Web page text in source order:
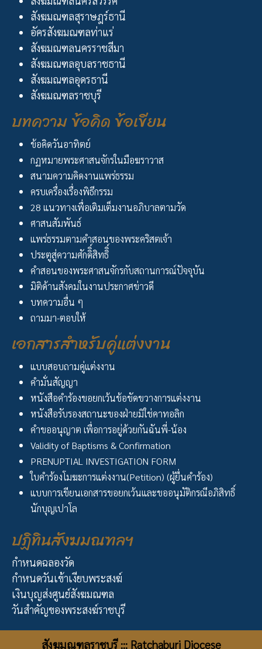
สังฆมณฑลสุราษฎร์ธานี
อัครสังฆมณฑลท่าแร่
สังฆมณฑลนครราชสีมา
สังฆมณฑลอุบลราชธานี
สังฆมณฑลอุดรธานี
สังฆมณฑลราชบุรี
บทความ ข้อคิด ข้อเขียน
ข้อคิดวันอาทิตย์
กฏหมายพระศาสนจักรในมือฆราวาส
สนามความคิดงานแพร่ธรรม
ครบเครื่องเรื่องพิธีกรรม
28 แนวทางเพื่อเติมเต็มงานอภิบาลตามวัด
ศาสนสัมพันธ์
แพร่ธรรมตามคำสอนของพระคริสตเจ้า
ประตูสู่ความศักดิิ์สิทธิิ์
คำสอนของพระศาสนจักรกับสถานการณ์ปัจจุบัน
มิติด้านสังคมในงานประกาศข่าวดี
บทความอื่น ๆ
ถามมา-ตอบให้
เอกสารสำหรับคู่แต่งงาน
แบบสอบถามคู่แต่งงาน
คำมั่นสัญญา
หนังสือคำร้องขอยกเว้นข้อขัดขวางการแต่งงาน
หนังสือรับรองสถานะของฝ่ายมิใช่คาทอลิก
คำขออนุญาต เพื่อการอยู่ด้วยกันฉันพี่-น้อง
Validity of Baptisms & Confirmation
PRENUPTIAL INVESTIGATION FORM
ใบคำร้องโมฆะการแต่งงาน(Petition) (ผู้ยื่นคำร้อง)
แบบการเขียนเอกสารขอยกเว้นและขออนุมัติกรณีอภิสิทธิ์
นักบุญเปาโล
ปฏิทินสังฆมณฑลฯ
กำหนดฉลองวัด
กำหนดวันเข้าเงียบพระสงฆ์
เงินบุญส่งศูนย์สังฆมณฑล
วันสำคัญของพระสงฆ์ราชบุรี
สังฆมณฑลราชบุรี ::: Ratchaburi Diocese